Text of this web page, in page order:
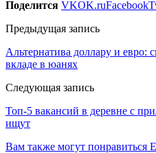
Поделится VKOK.ruFacebook
Предыдущая запись
Альтернатива доллару и евро:
вкладе в юанях
Следующая запись
Топ-5 вакансий в деревне с
ищут
Вам также могут понравиться